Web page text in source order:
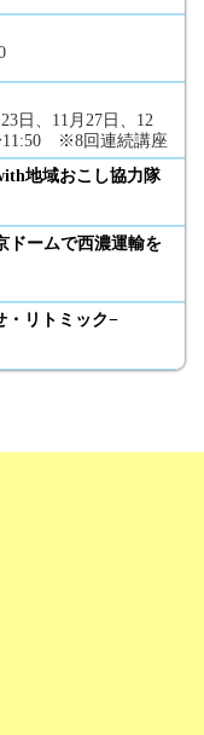
日、11月27日、12
11:50 ※8回連続講座
地域おこし協力隊
ームで西濃運輸を
・リトミック−